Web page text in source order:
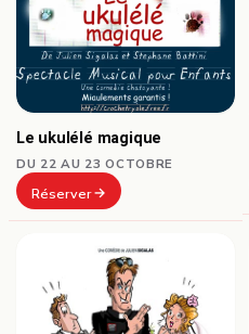
Le ukulélé magique
DU 22 AU 23 OCTOBRE
Réserver